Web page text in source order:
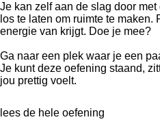
Je kan zelf aan de slag door
los te laten om ruimte te
energie van krijgt. Doe je mee?
Ga naar een plek waar je een
Je kunt deze oefening staand,
jou prettig voelt.
lees de hele oefening